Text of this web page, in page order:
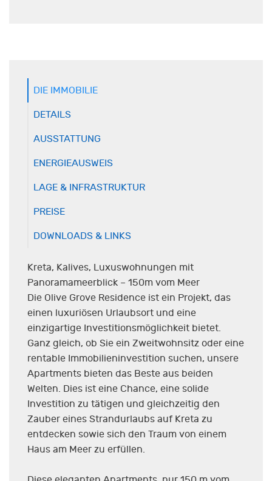
DIE IMMOBILIE
DETAILS
AUSSTATTUNG
ENERGIEAUSWEIS
LAGE & INFRASTRUKTUR
PREISE
DOWNLOADS & LINKS
Kreta, Kalives, Luxuswohnungen mit
Panoramameerblick – 150m vom Meer
Die Olive Grove Residence ist ein Projekt, das
einen luxuriösen Urlaubsort und eine
einzigartige Investitionsmöglichkeit bietet.
Ganz gleich, ob Sie ein Zweitwohnsitz oder eine
rentable Immobilieninvestition suchen, unsere
Apartments bieten das Beste aus beiden
Welten. Dies ist eine Chance, eine solide
Investition zu tätigen und gleichzeitig den
Zauber eines Strandurlaubs auf Kreta zu
entdecken sowie sich den Traum von einem
Haus am Meer zu erfüllen.